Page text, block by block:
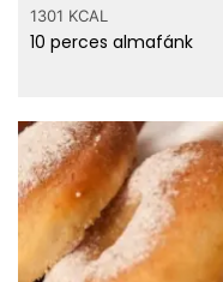
1301 KCAL
10 perces almafánk